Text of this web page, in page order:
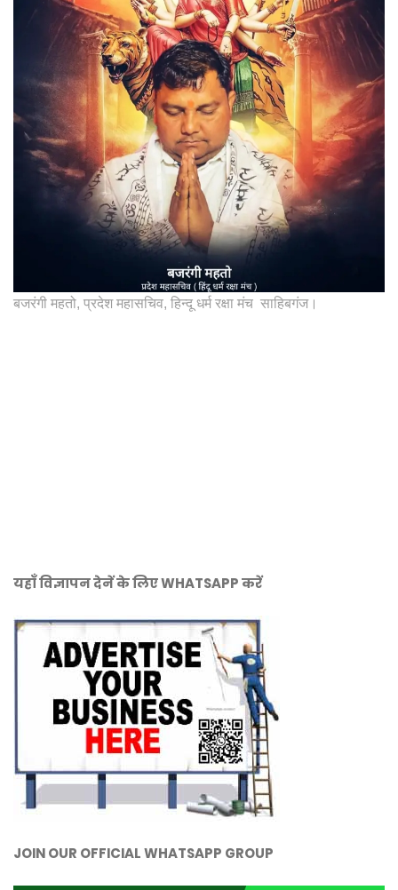
बजरंगी महतो, प्रदेश महासचिव, हिन्दू धर्म रक्षा मंच साहिबगंज।
यहाँ विज्ञापन देनें के लिए WHATSAPP करें
JOIN OUR OFFICIAL WHATSAPP GROUP